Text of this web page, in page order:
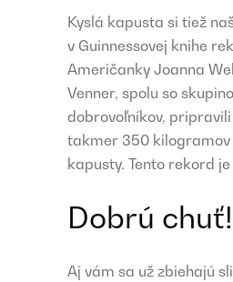
Kyslá kapusta si tiež
v Guinnessovej knihe
Američanky Joanna
Venner, spolu so
dobrovoľníkov,
takmer 350 kilogramov
kapusty. Tento rekord
Dobrú chuť!
Aj vám sa už zbiehajú